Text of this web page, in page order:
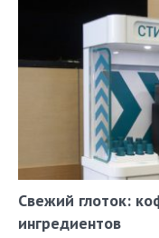
Свежий глоток:
ингредиентов